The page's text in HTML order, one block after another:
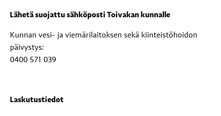
Lähetä suojattu sähköposti Toivakan kunnalle
Kunnan vesi- ja viemärilaitoksen sekä kiinteistöhoidon
päivystys:
0400 571 039
Laskutustiedot